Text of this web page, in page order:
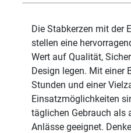
Die Stabkerzen mit der
stellen eine
Wert auf Qualität,
Design legen. Mit einer
Stunden und einer
Einsatzmöglichkeiten
täglichen Gebrauch als
Anlässe geeignet.